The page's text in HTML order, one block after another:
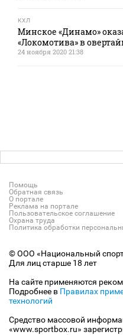
КХЛ
Минское «Динамо»
«Локомотива» в
24 ноября 2020 21:38
Помощь
Обратная связь
О портале
Реклама на портале
Пользовательское соглашение
Охрана труда
Политика обработки
© ООО «Национальный
Для лиц старше 18 лет
На сайте применяются
Подробнее в Правилах
технологий
Средство массовой
«www.sportbox.ru»